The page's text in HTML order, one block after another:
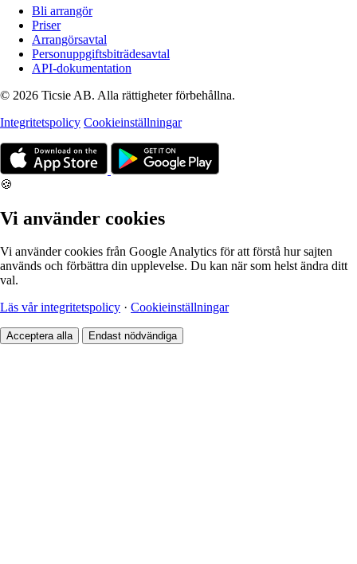
Bli arrangör
Priser
Arrangörsavtal
Personuppgiftsbiträdesavtal
API-dokumentation
© 2026 Ticsie AB. Alla rättigheter förbehållna.
Integritetspolicy Cookieinställningar
🍪
Vi använder cookies
Vi använder cookies från Google Analytics för att förstå hur sajten
används och förbättra din upplevelse. Du kan när som helst ändra ditt
val.
Läs vår integritetspolicy · Cookieinställningar
Acceptera alla Endast nödvändiga